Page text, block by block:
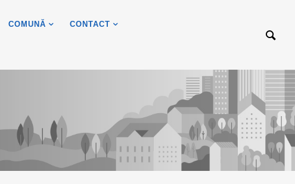
COMUNĂ CONTACT